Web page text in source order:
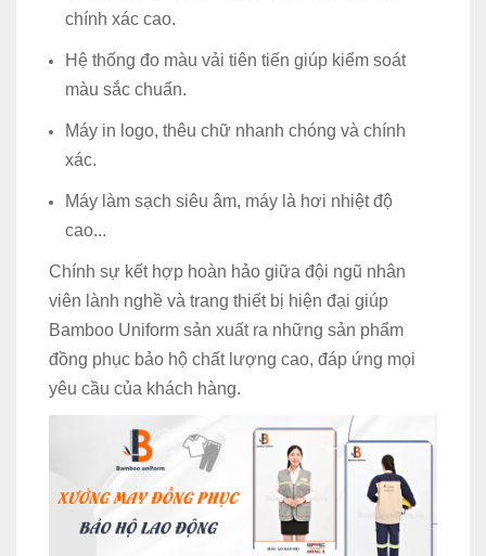
chính xác cao.
Hệ thống đo màu vải tiên tiến giúp kiểm soát
màu sắc chuẩn.
Máy in logo, thêu chữ nhanh chóng và chính
xác.
Máy làm sạch siêu âm, máy là hơi nhiệt độ
cao...
Chính sự kết hợp hoàn hảo giữa đội ngũ nhân
viên lành nghề và trang thiết bị hiện đại giúp
Bamboo Uniform sản xuất ra những sản phẩm
đồng phục bảo hộ chất lượng cao, đáp ứng mọi
yêu cầu của khách hàng.